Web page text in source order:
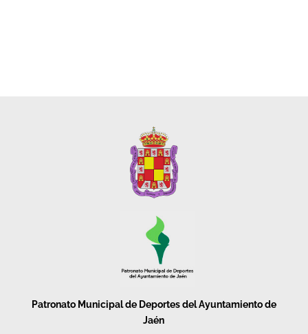
Patronato Municipal de Deportes del Ayuntamiento de
Jaén